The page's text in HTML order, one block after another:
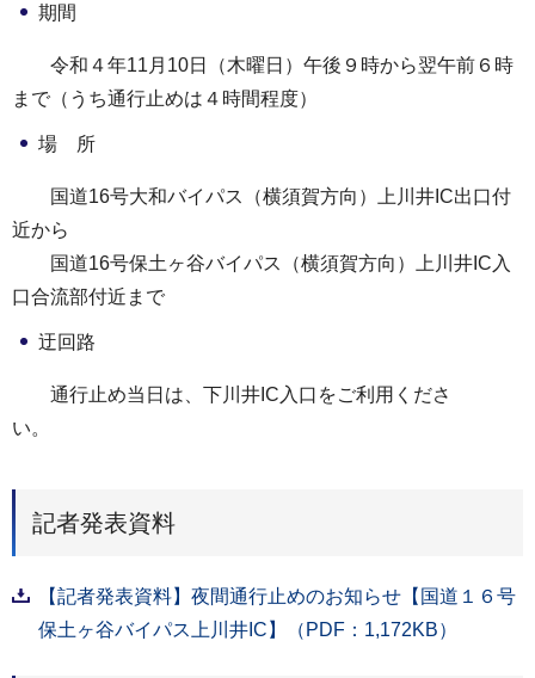
期間
令和４年11月10日（木曜日）午後９時から翌午前６時
まで（うち通行止めは４時間程度）
場 所
国道16号大和バイパス（横須賀方向）上川井IC出口付
近から
国道16号保土ヶ谷バイパス（横須賀方向）上川井IC入
口合流部付近まで
迂回路
通行止め当日は、下川井IC入口をご利用くださ
い。
記者発表資料
【記者発表資料】夜間通行止めのお知らせ【国道１６号
保土ヶ谷バイパス上川井IC】（PDF：1,172KB）